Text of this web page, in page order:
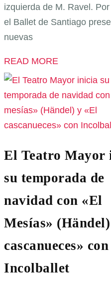
izquierda de M. Ravel.
el Ballet de Santiago
nuevas
READ MORE
El Teatro Mayor
su temporada de
navidad con «El
Mesías»
cascanueces» con
Incolballet